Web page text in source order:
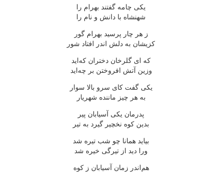
یکی چامه گفتند بهرام را
شهنشاه با دانش و نام را
ز هر چار پرسید بهرام گور
کزیشان به دلش اندر افتاد شور
که ای گلرخان دختران که‌اید
وزین آتش افروختن بر چه‌اید
یکی گفت کای سرو بالا سوار
به هر چیز ماننده شهریار
پدرمان یکی آسیابان پیر
بدین کوه نخچیر گیرد به تیر
بیاید همانا چو شب تیره شد
ورا دید از تیرگی خیره شد
هم‌اندر زمان آسیابان ز کوه